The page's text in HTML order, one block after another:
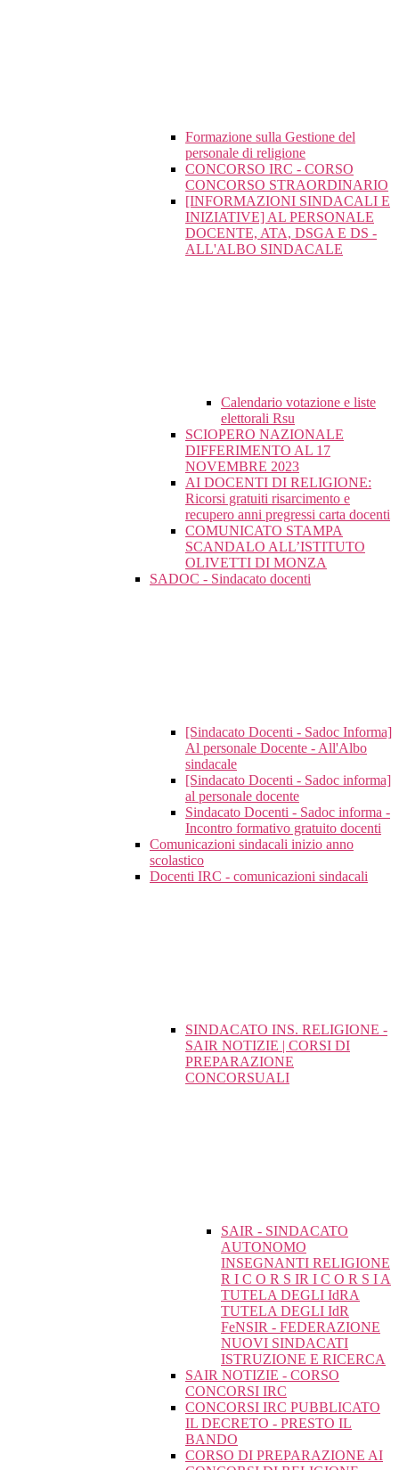
Formazione sulla Gestione del
personale di religione
CONCORSO IRC - CORSO
CONCORSO STRAORDINARIO
[INFORMAZIONI SINDACALI E
INIZIATIVE] AL PERSONALE
DOCENTE, ATA, DSGA E DS -
ALL'ALBO SINDACALE
Calendario votazione e liste
elettorali Rsu
SCIOPERO NAZIONALE
DIFFERIMENTO AL 17
NOVEMBRE 2023
AI DOCENTI DI RELIGIONE:
Ricorsi gratuiti risarcimento e
recupero anni pregressi carta docenti
COMUNICATO STAMPA
SCANDALO ALL’ISTITUTO
OLIVETTI DI MONZA
SADOC - Sindacato docenti
[Sindacato Docenti - Sadoc Informa]
Al personale Docente - All'Albo
sindacale
[Sindacato Docenti - Sadoc informa]
al personale docente
Sindacato Docenti - Sadoc informa -
Incontro formativo gratuito docenti
Comunicazioni sindacali inizio anno
scolastico
Docenti IRC - comunicazioni sindacali
SINDACATO INS. RELIGIONE -
SAIR NOTIZIE | CORSI DI
PREPARAZIONE
CONCORSUALI
SAIR - SINDACATO
AUTONOMO
INSEGNANTI RELIGIONE
R I C O R S IR I C O R S I A
TUTELA DEGLI IdRA
TUTELA DEGLI IdR
FeNSIR - FEDERAZIONE
NUOVI SINDACATI
ISTRUZIONE E RICERCA
SAIR NOTIZIE - CORSO
CONCORSI IRC
CONCORSI IRC PUBBLICATO
IL DECRETO - PRESTO IL
BANDO
CORSO DI PREPARAZIONE AI